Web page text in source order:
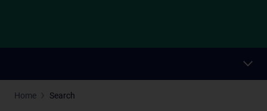
Home Search